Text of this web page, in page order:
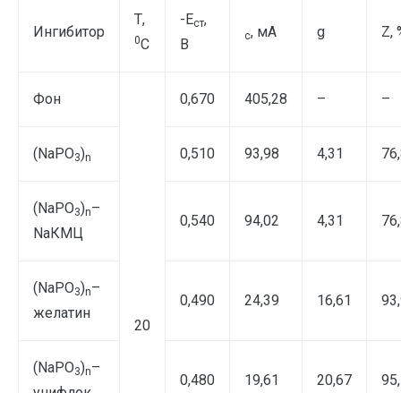
Ингибитор
Т,
0С
-Ест,
В
c, мА g Z,
Фон
20
0,670 405,28 – –
(NaPO3)n 0,510 93,98 4,31
(NaPO3)n–
NaКМЦ
0,540 94,02 4,31
(NаPO3)n–
желатин
0,490 24,39 16,61
(NаPO3)n–
0,480 19,61 20,67